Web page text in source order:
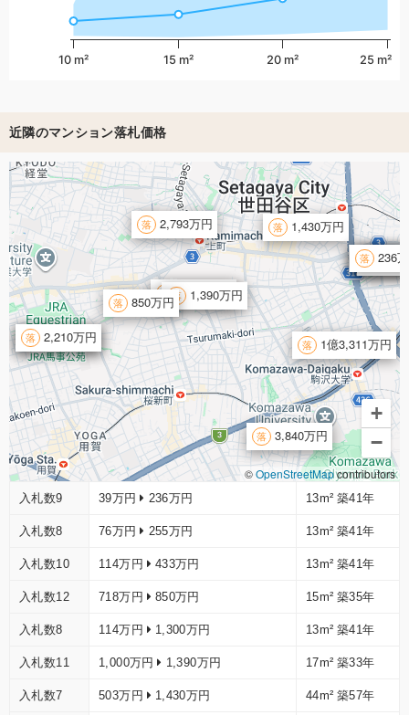
10 m² 15 m² 20 m² 25 m²
近隣のマンション落札価格
1億3,311万円
3,840万円
2,793万円
2,650万円
2,316万円
2,210万円
1,430万円
1,390万円
850万円
433
255
236
+
−
©OpenStreetMapcontributors
入札数9 39万円 236万円 13m² 築41年
入札数8 76万円 255万円 13m² 築41年
入札数10 114万円 433万円 13m² 築41年
入札数12 718万円 850万円 15m² 築35年
入札数8 114万円 1,300万円 13m² 築41年
入札数11 1,000万円 1,390万円 17m² 築33年
入札数7 503万円 1,430万円 44m² 築57年